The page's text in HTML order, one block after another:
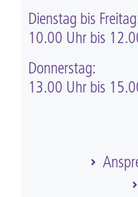
Dienstag bis
10.00 Uhr bis
Donnerstag:
13.00 Uhr bis